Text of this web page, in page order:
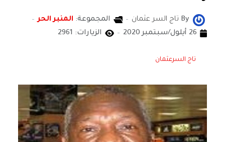
By تاج السر عثمان المجموعة: المنبر الحر
26 أيلول/سبتمبر 2020
الزيارات: 2961
تاج السرعثمان